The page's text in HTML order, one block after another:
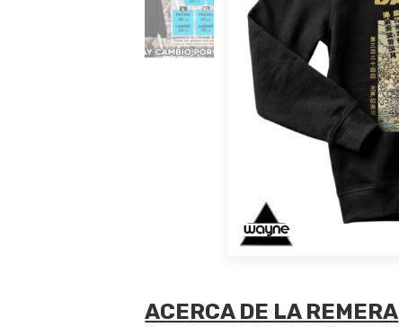
ACERCA DE LA REMERA